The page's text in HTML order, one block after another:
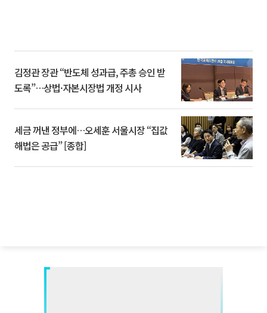
김정관 장관 “반도체 성과급, 주총 승인 받
도록”…상법·자본시장법 개정 시사
세금 꺼낸 정부에…오세훈 서울시장 “집값
해법은 공급” [종합]